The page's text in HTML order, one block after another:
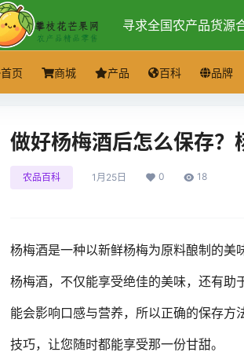
寻求全国农产品货源
首页 商城 产品 百科 品牌
做好杨梅酒后怎么保存
农品百科 1月25日 0 18
杨梅酒是一种以新鲜杨梅为原料酿制的
杨梅酒，不仅能享受绝佳的美味，还有
能会影响口感与营养，所以正确的保存
技巧，让您随时都能享受那一份甘甜。